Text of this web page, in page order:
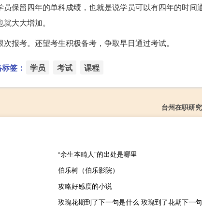
保留四年的单科成绩，也就是说学员可以有四年的时间
大大增加。
报考。还望考生积极备考，争取早日通过考试。
签： 学员 考试 课程
台州在职研
“余生本畸人”的出处是哪里
伯乐树（伯乐影院）
攻略好感度的小说
玫瑰花期到了下一句是什么 玫瑰到了花期下一